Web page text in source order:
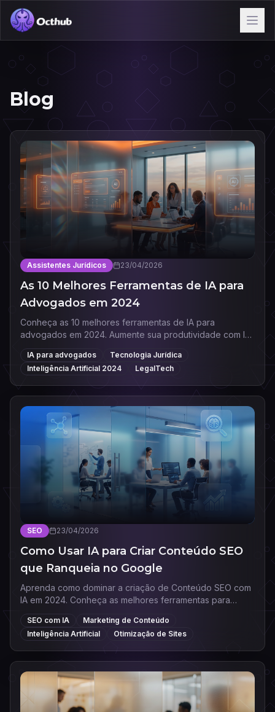
Blog
Assistentes Jurídicos 23/04/2026
As 10 Melhores Ferramentas de IA para
Advogados em 2024
Conheça as 10 melhores ferramentas de IA para
advogados em 2024. Aumente sua produtividade com IA
para revisão de contratos, pesquisa e redação jurídica.
IA para advogados
Tecnologia Jurídica
Inteligência Artificial 2024
LegalTech
SEO 23/04/2026
Como Usar IA para Criar Conteúdo SEO
que Ranqueia no Google
Aprenda como dominar a criação de Conteúdo SEO com
IA em 2024. Conheça as melhores ferramentas para
ranquear no Google e automatizar seu marketing digital.
SEO com IA
Marketing de Conteúdo
Inteligência Artificial
Otimização de Sites